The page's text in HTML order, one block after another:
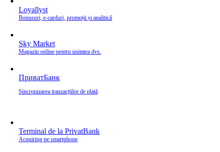
Loyallyst
Bonusuri, e‑carduri, promoții și analitică
Sky Market
Magazin online pentru unitatea dvs.
ПриватБанк
Sincronizarea tranzacțiilor de plată
Terminal de la PrivatBank
Acquiring pe smartphone